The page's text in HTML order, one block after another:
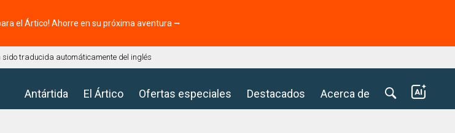
el Ártico! Ahorre en su próxima aventura ⭢
traducida automáticamente del inglés
Antártida El Ártico Ofertas especiales Destacados Acerca de